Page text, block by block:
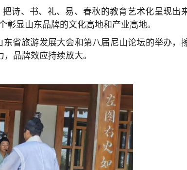
、书、礼、易、春秋的教育艺术化呈现出来
显山东品牌的文化高地和产业高地。
省旅游发展大会和第八届尼山论坛的举办，
品牌效应持续放大。